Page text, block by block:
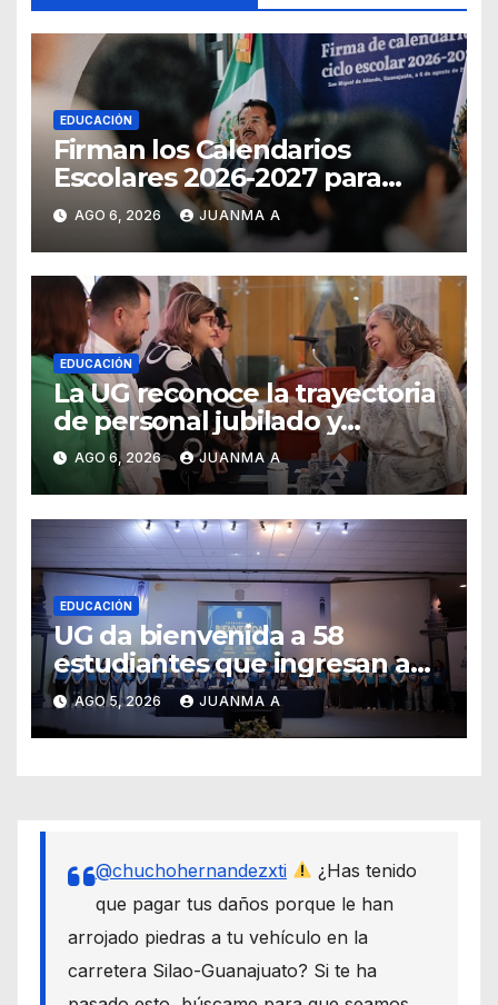
EDUCACIÓN
Firman los Calendarios
Escolares 2026-2027 para
Guanajuato
AGO 6, 2026 JUANMA A
EDUCACIÓN
La UG reconoce la trayectoria
de personal jubilado y
agradece su legado
AGO 6, 2026 JUANMA A
EDUCACIÓN
UG da bienvenida a 58
estudiantes que ingresan a
través de los programas de
equidad
AGO 5, 2026 JUANMA A
@chuchohernandezxti
¿Has tenido
que pagar tus daños porque le han
arrojado piedras a tu vehículo en la
carretera Silao-Guanajuato? Si te ha